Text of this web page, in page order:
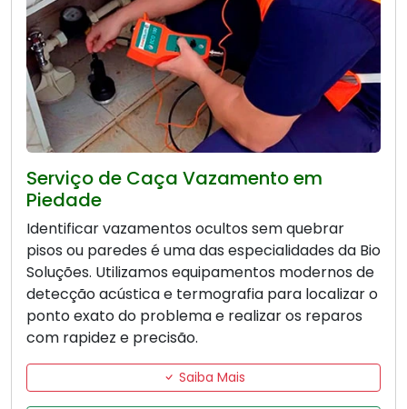
Serviço de Caça Vazamento em
Piedade
Identificar vazamentos ocultos sem quebrar
pisos ou paredes é uma das especialidades da Bio
Soluções. Utilizamos equipamentos modernos de
detecção acústica e termografia para localizar o
ponto exato do problema e realizar os reparos
com rapidez e precisão.
Saiba Mais